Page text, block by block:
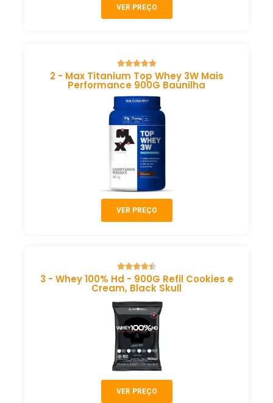
VER PREÇO
2 - Max Titanium Top Whey 3W Mais
Performance 900G Baunilha
VER PREÇO
3 - Whey 100% Hd - 900G Refil Cookies e
Cream, Black Skull
VER PREÇO